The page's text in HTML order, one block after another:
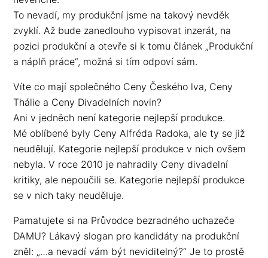
To nevadí, my produkční jsme na takový nevděk
zvyklí. Až bude zanedlouho vypisovat inzerát, na
pozici produkční a otevře si k tomu článek „Produkční
a náplň práce“, možná si tím odpoví sám.
Víte co mají společného Ceny Českého lva, Ceny
Thálie a Ceny Divadelních novin?
Ani v jedněch není kategorie nejlepší produkce.
Mé oblíbené byly Ceny Alfréda Radoka, ale ty se již
neudělují. Kategorie nejlepší produkce v nich ovšem
nebyla. V roce 2010 je nahradily Ceny divadelní
kritiky, ale nepoučili se. Kategorie nejlepší produkce
se v nich taky neuděluje.
Pamatujete si na Průvodce bezradného uchazeče
DAMU? Lákavý slogan pro kandidáty na produkční
zněl: „…a nevadí vám být neviditelný?“ Je to prostě